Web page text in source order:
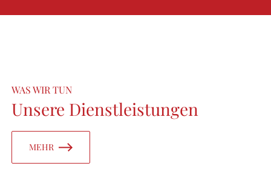
WAS WIR TUN
Unsere Dienstleistungen
MEHR